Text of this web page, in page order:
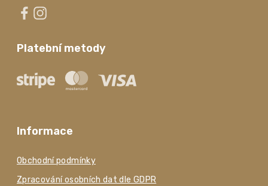
Informace
Obchodní podmínky
Zpracování osobních dat dle GDPR
Platební metody